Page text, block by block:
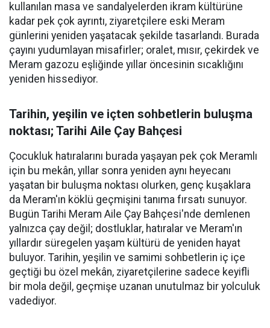
kullanılan masa ve sandalyelerden ikram kültürüne
kadar pek çok ayrıntı, ziyaretçilere eski Meram
günlerini yeniden yaşatacak şekilde tasarlandı. Burada
çayını yudumlayan misafirler; oralet, mısır, çekirdek ve
Meram gazozu eşliğinde yıllar öncesinin sıcaklığını
yeniden hissediyor.
Tarihin, yeşilin ve içten sohbetlerin buluşma
noktası; Tarihi Aile Çay Bahçesi
Çocukluk hatıralarını burada yaşayan pek çok Meramlı
için bu mekân, yıllar sonra yeniden aynı heyecanı
yaşatan bir buluşma noktası olurken, genç kuşaklara
da Meram'ın köklü geçmişini tanıma fırsatı sunuyor.
Bugün Tarihi Meram Aile Çay Bahçesi'nde demlenen
yalnızca çay değil; dostluklar, hatıralar ve Meram'ın
yıllardır süregelen yaşam kültürü de yeniden hayat
buluyor. Tarihin, yeşilin ve samimi sohbetlerin iç içe
geçtiği bu özel mekân, ziyaretçilerine sadece keyifli
bir mola değil, geçmişe uzanan unutulmaz bir yolculuk
vadediyor.